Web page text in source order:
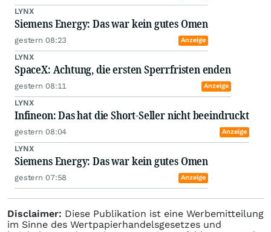
LYNX
Siemens Energy: Das war kein gutes Omen
gestern 08:23 Anzeige
LYNX
SpaceX: Achtung, die ersten Sperrfristen enden
gestern 08:11 Anzeige
LYNX
Infineon: Das hat die Short-Seller nicht beeindruckt
gestern 08:04 Anzeige
LYNX
Siemens Energy: Das war kein gutes Omen
gestern 07:58 Anzeige
Disclaimer: Diese Publikation ist eine Werbemitteilung
im Sinne des Wertpapierhandelsgesetzes und